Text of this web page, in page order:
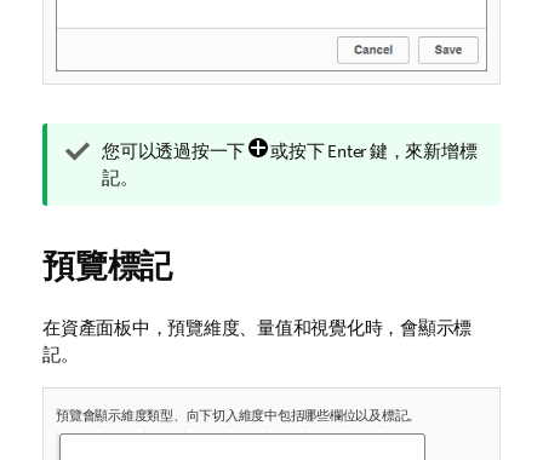
提
示
您可以透過按一下
或按下 Enter 鍵，來新增標
記。
預覽標記
在資產面板中，預覽維度、量值和視覺化時，會顯示標
記。
預覽會顯示維度類型、向下切入維度中包括哪些欄位以及標記。